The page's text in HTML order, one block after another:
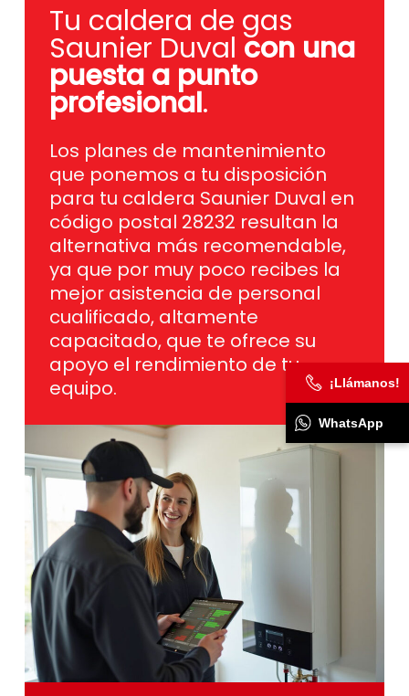
Tu caldera de gas
Saunier Duval con una
puesta a punto
profesional.
Los planes de mantenimiento
que ponemos a tu disposición
para tu caldera Saunier Duval en
código postal 28232 resultan la
alternativa más recomendable,
ya que por muy poco recibes la
mejor asistencia de personal
cualificado, altamente
capacitado, que te ofrece su
apoyo el rendimiento de tu
equipo.
¡Llámanos!
WhatsApp